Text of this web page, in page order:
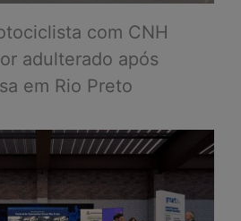
com CNH
adulterado após
em Rio Preto